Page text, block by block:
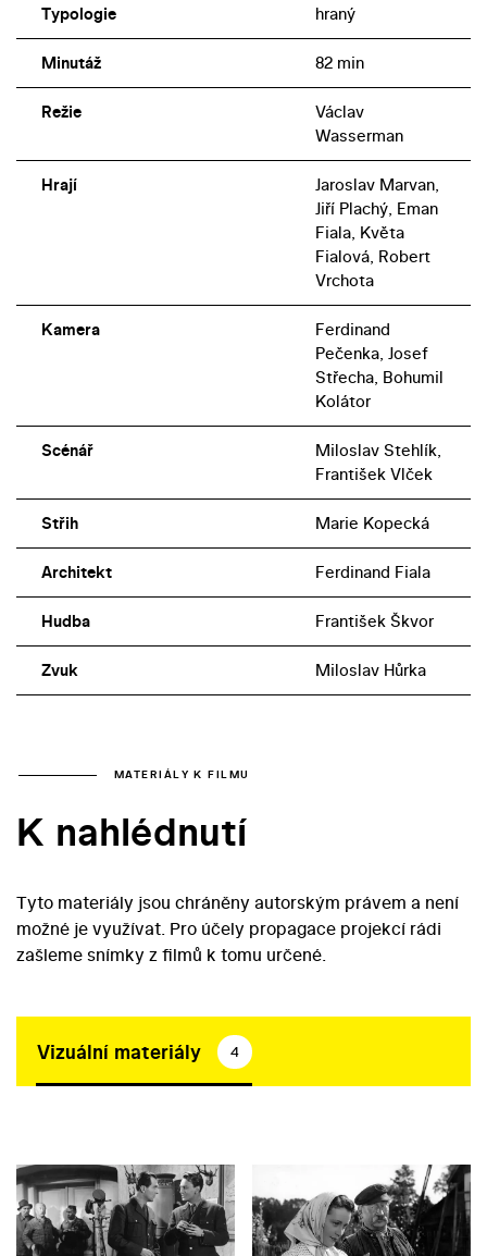
Typologie hraný
Minutáž 82 min
Režie
Václav
Wasserman
Hrají
Jaroslav Marvan,
Jiří Plachý, Eman
Fiala, Květa
Fialová, Robert
Vrchota
Kamera
Ferdinand
Pečenka, Josef
Střecha, Bohumil
Kolátor
Scénář
Miloslav Stehlík,
František Vlček
Střih Marie Kopecká
Architekt Ferdinand Fiala
Hudba František Škvor
Zvuk Miloslav Hůrka
MATERIÁLY K FILMU
K nahlédnutí
Tyto materiály jsou chráněny autorským právem a není
možné je využívat. Pro účely propagace projekcí rádi
zašleme snímky z filmů k tomu určené.
Vizuální materiály 4